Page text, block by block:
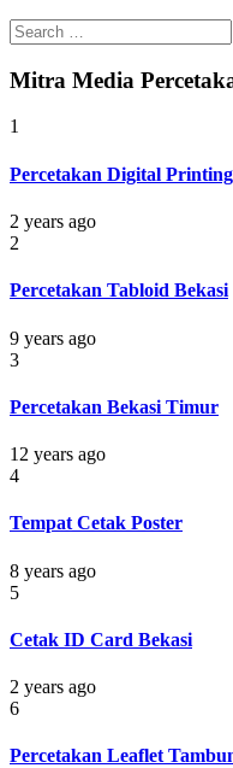
Search
for:
Mitra Media
1
Percetakan Digital
2 years ago
2
Percetakan Tabloid Bekasi
9 years ago
3
Percetakan Bekasi Timur
12 years ago
4
Tempat Cetak Poster
8 years ago
5
Cetak ID Card Bekasi
2 years ago
6
Percetakan Leaflet